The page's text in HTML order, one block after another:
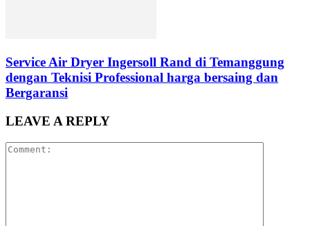
Service Air Dryer Ingersoll Rand di Temanggung
dengan Teknisi Professional harga bersaing dan
Bergaransi
LEAVE A REPLY